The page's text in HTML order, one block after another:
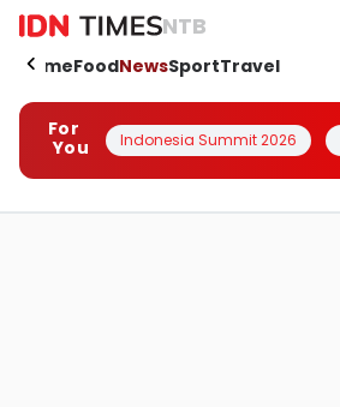
NTB
HomeFoodNewsSportTravel
For
You
Indonesia Summit 2026